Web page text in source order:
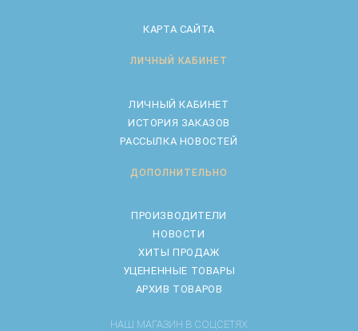
КАРТА САЙТА
ЛИЧНЫЙ КАБИНЕТ
ЛИЧНЫЙ КАБИНЕТ
ИСТОРИЯ ЗАКАЗОВ
РАССЫЛКА НОВОСТЕЙ
ДОПОЛНИТЕЛЬНО
ПРОИЗВОДИТЕЛИ
НОВОСТИ
ХИТЫ ПРОДАЖ
УЦЕНЕННЫЕ ТОВАРЫ
АРХИВ ТОВАРОВ
НАШ МАГАЗИН В СОЦСЕТЯХ